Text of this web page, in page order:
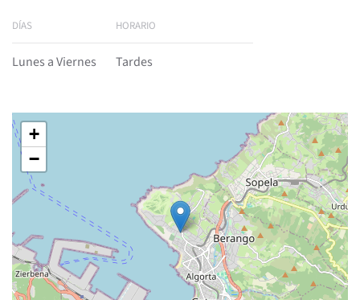
DÍAS HORARIO
Lunes a Viernes Tardes
+
−